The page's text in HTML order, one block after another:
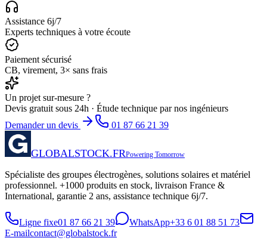
Assistance 6j/7
Experts techniques à votre écoute
Paiement sécurisé
CB, virement, 3× sans frais
Un projet sur-mesure ?
Devis gratuit sous 24h · Étude technique par nos ingénieurs
Demander un devis
01 87 66 21 39
GLOBALSTOCK.FRPowering Tomorrow
Spécialiste des groupes électrogènes, solutions solaires et matériel
professionnel. +1000 produits en stock, livraison France &
International, garantie 2 ans, assistance technique 6j/7.
Ligne fixe01 87 66 21 39 WhatsApp+33 6 01 88 51 73
E-mailcontact@globalstock.fr